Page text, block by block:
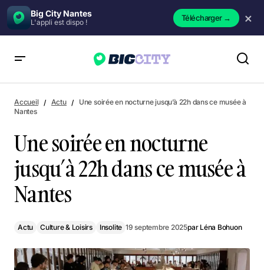
Big City Nantes
L'appli est dispo ! Télécharger→ ×
Accueil Actu
Une soirée en nocturne jusqu’à 22h dans ce musée à
Nantes
Une soirée en nocturne
jusqu’à 22h dans ce musée à
Nantes
Actu Culture & Loisirs Insolite 19 septembre 2025par Léna Bohuon